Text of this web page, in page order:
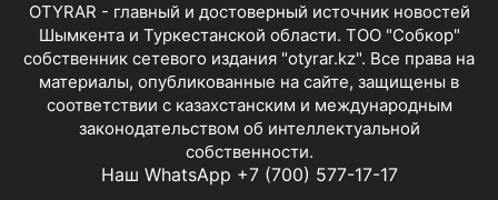
OTYRAR - главный и достоверный источник новостей
Шымкента и Туркестанской области. ТОО "Собкор"
собственник сетевого издания "otyrar.kz". Все права на
материалы, опубликованные на сайте, защищены в
соответствии с казахстанским и международным
законодательством об интеллектуальной
собственности.
Наш WhatsApp +7 (700) 577-17-17